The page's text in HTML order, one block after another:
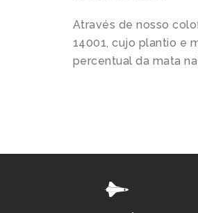
Através de nosso
14001, cujo plantio e
percentual da mata